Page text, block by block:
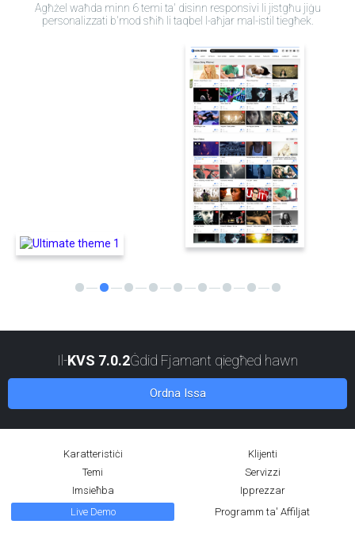
Agħżel waħda minn 6 temi ta' disinn responsivi li jistgħu jiġu
personalizzati b'mod sħiħ li taqbel l-aħjar mal-istil tiegħek.
Il-KVS 7.0.2Ġdid Fjamant qiegħed hawn
Ordna Issa
Karatteristiċi
Klijenti
Temi
Servizzi
Imsieħba
Ipprezzar
Live Demo
Programm ta' Affiljat